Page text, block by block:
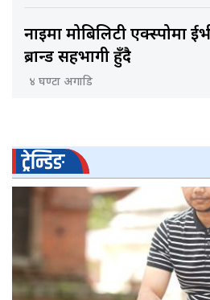
नाइमा मोबिलिटी एक्स्पोमा
ब्रान्ड सहभागी हुँदै
४ घण्टा अगाडि
ट्रेन्डिङ